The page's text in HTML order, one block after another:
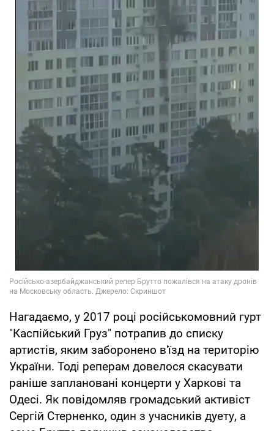
Нагадаємо, у 2017 році російськомовний гурт
"Каспійський Груз" потрапив до списку
артистів, яким заборонено в'їзд на територію
України. Тоді реперам довелося скасувати
раніше заплановані концерти у Харкові та
Одесі. Як повідомляв громадський активіст
Сергій Стерненко, один з учасників дуету, а